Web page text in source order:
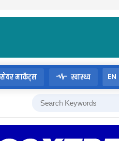
सेयर मार्केट्स स्वास्थ्य EN